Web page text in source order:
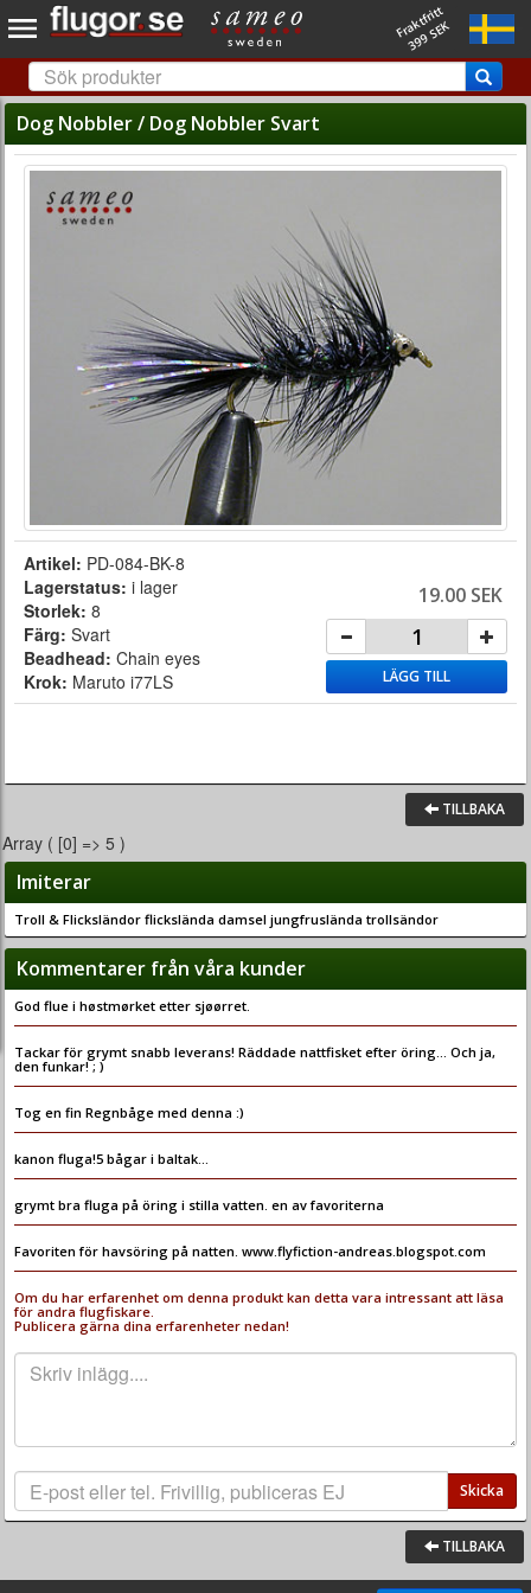
Fraktfritt
399 SEK
Dog Nobbler / Dog Nobbler Svart
Artikel: PD-084-BK-8
Lagerstatus: i lager
Storlek: 8
Färg: Svart
Beadhead: Chain eyes
Krok: Maruto i77LS
19.00 SEK
LÄGG TILL
TILLBAKA
Array ( [0] => 5 )
Imiterar
Troll & Flicksländor flickslända damsel jungfruslända trollsändor
Kommentarer från våra kunder
God flue i høstmørket etter sjøørret.
Tackar för grymt snabb leverans! Räddade nattfisket efter öring... Och ja,
den funkar! ; )
Tog en fin Regnbåge med denna :)
kanon fluga!5 bågar i baltak...
grymt bra fluga på öring i stilla vatten. en av favoriterna
Favoriten för havsöring på natten. www.flyfiction-andreas.blogspot.com
Om du har erfarenhet om denna produkt kan detta vara intressant att läsa
för andra flugfiskare.
Publicera gärna dina erfarenheter nedan!
Skicka
TILLBAKA